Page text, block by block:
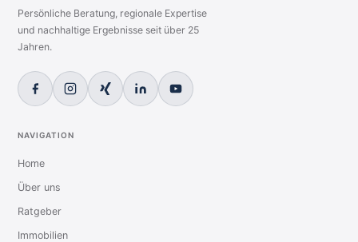
Persönliche Beratung, regionale Expertise
und nachhaltige Ergebnisse seit über 25
Jahren.
NAVIGATION
Home
Über uns
Ratgeber
Immobilien